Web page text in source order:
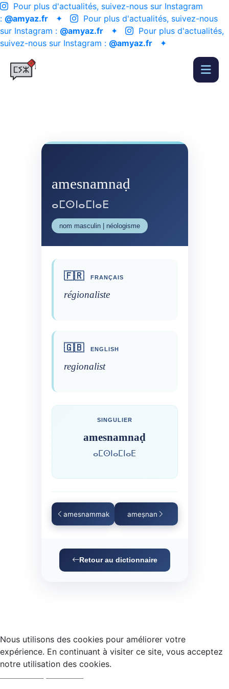
Pour plus d'actualités, suivez-nous sur Instagram
: @amyaz.fr ✦
Pour plus d'actualités, suivez-nous
sur Instagram : @amyaz.fr ✦
Pour plus d'actualités,
suivez-nous sur Instagram : @amyaz.fr ✦
amesnamnaḍ
ⴰⵎⵙⵏⴰⵎⵏⴰⴹ
nom masculin | néologisme
🇫🇷 FRANÇAIS
régionaliste
🇬🇧 ENGLISH
regionalist
SINGULIER
amesnamnaḍ
ⴰⵎⵙⵏⴰⵎⵏⴰⴹ
amesnammak ameṣnan
Retour au dictionnaire
Nous utilisons des cookies pour améliorer votre
expérience. En continuant à visiter ce site, vous acceptez
notre utilisation des cookies.